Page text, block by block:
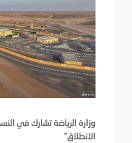
وزارة الرياضة تشارك في
الانطلاق"